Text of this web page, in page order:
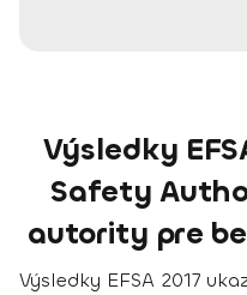
Výsledky
Safety
autority pre
Výsledky EFSA 2017